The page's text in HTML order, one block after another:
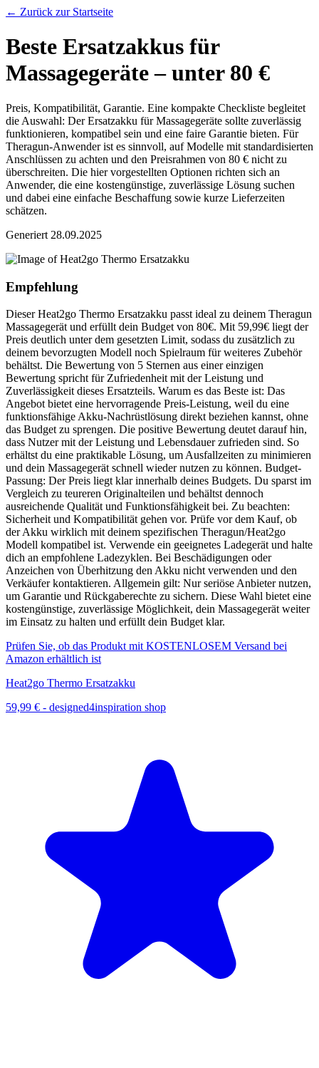
← Zurück zur Startseite
Beste Ersatzakkus für
Massagegeräte – unter 80 €
Preis, Kompatibilität, Garantie. Eine kompakte Checkliste begleitet
die Auswahl: Der Ersatzakku für Massagegeräte sollte zuverlässig
funktionieren, kompatibel sein und eine faire Garantie bieten. Für
Theragun-Anwender ist es sinnvoll, auf Modelle mit standardisierten
Anschlüssen zu achten und den Preisrahmen von 80 € nicht zu
überschreiten. Die hier vorgestellten Optionen richten sich an
Anwender, die eine kostengünstige, zuverlässige Lösung suchen
und dabei eine einfache Beschaffung sowie kurze Lieferzeiten
schätzen.
Generiert 28.09.2025
Empfehlung
Dieser Heat2go Thermo Ersatzakku passt ideal zu deinem Theragun
Massagegerät und erfüllt dein Budget von 80€. Mit 59,99€ liegt der
Preis deutlich unter dem gesetzten Limit, sodass du zusätzlich zu
deinem bevorzugten Modell noch Spielraum für weiteres Zubehör
behältst. Die Bewertung von 5 Sternen aus einer einzigen
Bewertung spricht für Zufriedenheit mit der Leistung und
Zuverlässigkeit dieses Ersatzteils. Warum es das Beste ist: Das
Angebot bietet eine hervorragende Preis-Leistung, weil du eine
funktionsfähige Akku-Nachrüstlösung direkt beziehen kannst, ohne
das Budget zu sprengen. Die positive Bewertung deutet darauf hin,
dass Nutzer mit der Leistung und Lebensdauer zufrieden sind. So
erhältst du eine praktikable Lösung, um Ausfallzeiten zu minimieren
und dein Massagegerät schnell wieder nutzen zu können. Budget-
Passung: Der Preis liegt klar innerhalb deines Budgets. Du sparst im
Vergleich zu teureren Originalteilen und behältst dennoch
ausreichende Qualität und Funktionsfähigkeit bei. Zu beachten:
Sicherheit und Kompatibilität gehen vor. Prüfe vor dem Kauf, ob
der Akku wirklich mit deinem spezifischen Theragun/Heat2go
Modell kompatibel ist. Verwende ein geeignetes Ladegerät und halte
dich an empfohlene Ladezyklen. Bei Beschädigungen oder
Anzeichen von Überhitzung den Akku nicht verwenden und den
Verkäufer kontaktieren. Allgemein gilt: Nur seriöse Anbieter nutzen,
um Garantie und Rückgaberechte zu sichern. Diese Wahl bietet eine
kostengünstige, zuverlässige Möglichkeit, dein Massagegerät weiter
im Einsatz zu halten und erfüllt dein Budget klar.
Prüfen Sie, ob das Produkt mit KOSTENLOSEM Versand bei
Amazon erhältlich ist
Heat2go Thermo Ersatzakku
59,99 € - designed4inspiration shop